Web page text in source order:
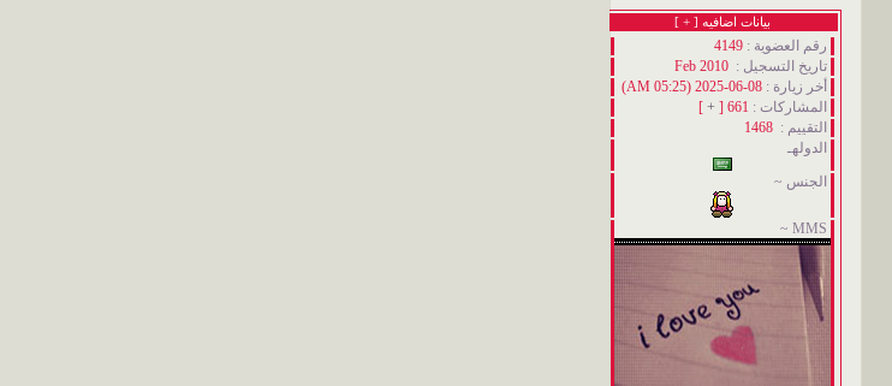
بيانات اضافيه [+
]
رقم العضوية : 4149
تاريخ التسجيل :Feb 2010
أخر زيارة :08-06-2025 (05:25 AM)
المشاركات : 661 [
+
]
التقييم :1468
الدولهـ
الجنس ~